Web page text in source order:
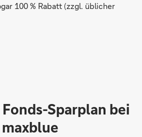
100 % Rabatt (zzgl. üblicher
Sparplan bei
maxblue